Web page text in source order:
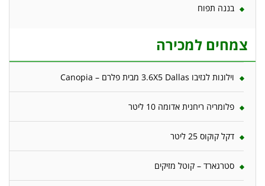
בננה תפוח
צמחים למכירה
וילונות לגזיבו 3.6X5 Dallas מבית פלרם – Canopia
פלומריה ריחנית אדומה 10 ליטר
דקל קוקוס 25 ליטר
סטרגארד – קוטל מזיקים